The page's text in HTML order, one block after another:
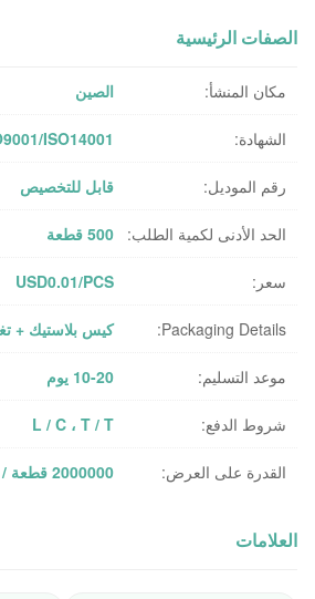
الصفات الرئيسية
مكان المنشأ: الصين
الشهادة: ISO14001
رقم الموديل: قابل للتخصيص
الحد الأدنى لكمية الطلب: 500 قطعة
سعر: USD0.01/PCS
Packaging Details: كيس بلاستيك +
موعد التسليم: 10-20 يوم
شروط الدفع: L / C ، T / T
القدرة على العرض: 2000000 قطعة / يوم
العلامات